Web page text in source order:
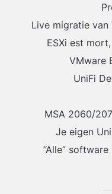
Live migratie van
ESXi est
VMware
UniFi
MSA 2060/
Je eigen
“Alle”